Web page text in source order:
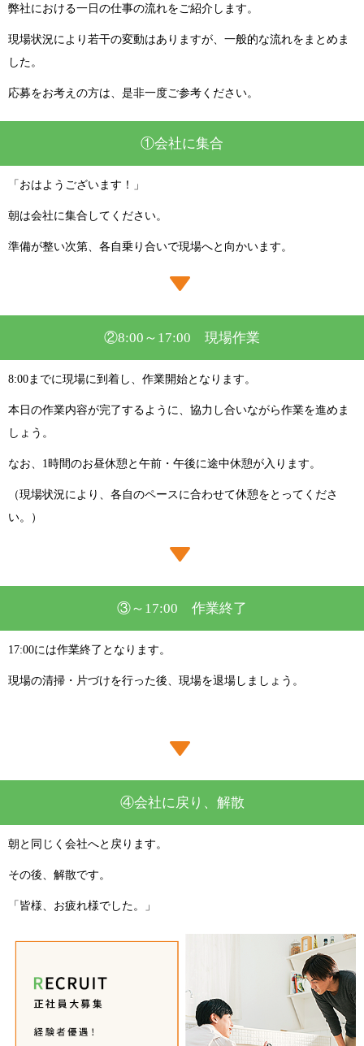
弊社における一日の仕事の流れをご紹介します。
現場状況により若干の変動はありますが、一般的な流れをまとめま
した。
応募をお考えの方は、是非一度ご参考ください。
①会社に集合
「おはようございます！」
朝は会社に集合してください。
準備が整い次第、各自乗り合いで現場へと向かいます。
②8:00～17:00 現場作業
8:00までに現場に到着し、作業開始となります。
本日の作業内容が完了するように、協力し合いながら作業を進めま
しょう。
なお、1時間のお昼休憩と午前・午後に途中休憩が入ります。
（現場状況により、各自のペースに合わせて休憩をとってくださ
い。）
③～17:00 作業終了
17:00には作業終了となります。
現場の清掃・片づけを行った後、現場を退場しましょう。
④会社に戻り、解散
朝と同じく会社へと戻ります。
その後、解散です。
「皆様、お疲れ様でした。」